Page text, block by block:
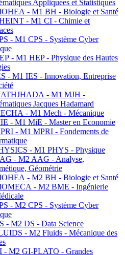
Appliquées et Statistiques
- M1 BH - Biologie et Santé
- M1 CI - Chimie et
- M1 CPS - Système Cyber
- M1 HEP - Physique des Hautes
- M1 IES - Innovation, Entreprise
- M1 MJH -
Jacques Hadamard
- M1 Mech - Mécanique
- M1 MiE - Master en Economie
- M1 MPRI - Fondements de
- M1 PHYS - Physique
- M2 AAG - Analyse,
Géométrie
- M2 BH - Biologie et Santé
- M2 BME - Ingénierie
- M2 CPS - Système Cyber
- M2 DS - Data Science
- M2 Fluids - Mécanique des
- M2 GI-PLATO - Grandes